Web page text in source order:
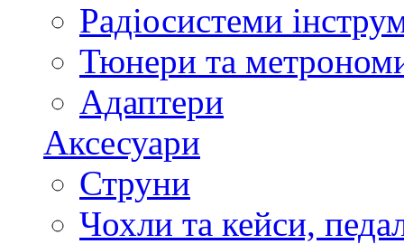
Радіосистеми
Тюнери та
Адаптери
Аксесуари
Струни
Чохли та кейси,